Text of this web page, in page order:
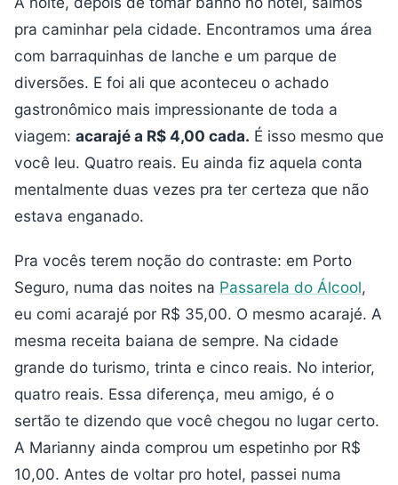
pra caminhar pela cidade. Encontramos uma área
com barraquinhas de lanche e um parque de
diversões. E foi ali que aconteceu o achado
gastronômico mais impressionante de toda a
viagem: acarajé a R$ 4,00 cada. É isso mesmo que
você leu. Quatro reais. Eu ainda fiz aquela conta
mentalmente duas vezes pra ter certeza que não
estava enganado.
Pra vocês terem noção do contraste: em Porto
Seguro, numa das noites na Passarela do Álcool,
eu comi acarajé por R$ 35,00. O mesmo acarajé. A
mesma receita baiana de sempre. Na cidade
grande do turismo, trinta e cinco reais. No interior,
quatro reais. Essa diferença, meu amigo, é o
sertão te dizendo que você chegou no lugar certo.
A Marianny ainda comprou um espetinho por R$
10,00. Antes de voltar pro hotel, passei numa